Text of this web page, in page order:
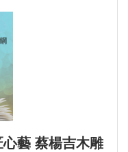
藝 蔡楊吉木雕